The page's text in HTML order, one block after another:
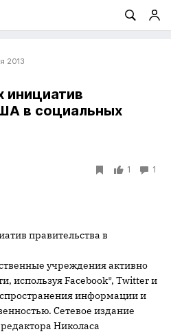
2013
инициатив
в социальных
1 1
учреждения активно
используя Facebook*, Twitter и
информации и
Сетевое издание
Николаса